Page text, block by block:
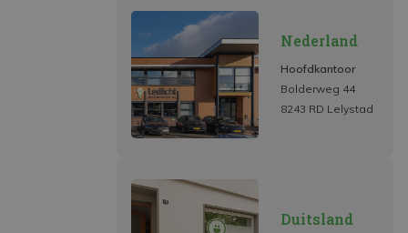
Nederland
Hoofdkantoor
Bolderweg 44
8243 RD Lelystad
Duitsland